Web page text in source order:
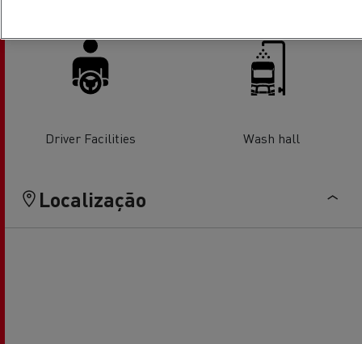
Driver Facilities Wash hall
Localização